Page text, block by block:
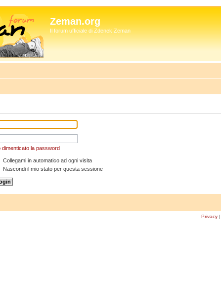
Zeman.org
Il forum ufficiale di Zdenek Zeman
dimenticato la password
Collegami in automatico ad ogni visita
Nascondi il mio stato per questa sessione
Privacy |